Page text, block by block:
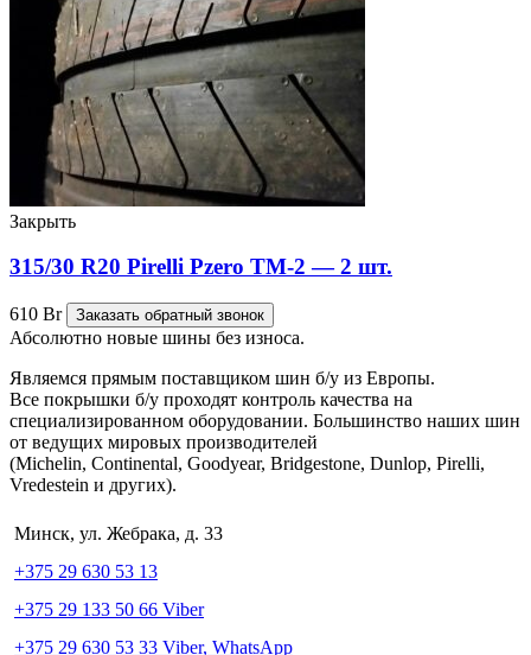
Закрыть
315/30 R20 Pirelli Pzero TM-2 — 2 шт.
610 Br Заказать обратный звонок
Абсолютно новые шины без износа.
Являемся прямым поставщиком шин б/у из Европы.
Все покрышки б/у проходят контроль качества на
специализированном оборудовании. Большинство наших шин
от ведущих мировых производителей
(Michelin, Continental, Goodyear, Bridgestone, Dunlop, Pirelli,
Vredestein и других).
Минск, ул. Жебрака, д. 33
+375 29 630 53 13
+375 29 133 50 66 Viber
+375 29 630 53 33 Viber, WhatsApp